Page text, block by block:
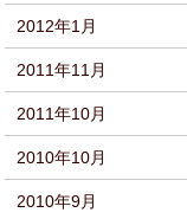
2012年1月
2011年11月
2011年10月
2010年10月
2010年9月